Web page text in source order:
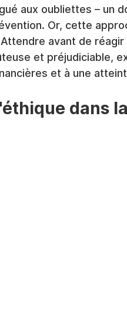
aux oubliettes – un
Or, cette
avant de
et préjudiciable,
et à une
dans